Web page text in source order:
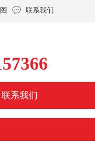
联系我们
57366
57366
57366
联系我们